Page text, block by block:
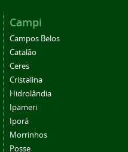
Campi
Campos Belos
Catalão
Ceres
Cristalina
Hidrolândia
Ipameri
Iporá
Morrinhos
Posse